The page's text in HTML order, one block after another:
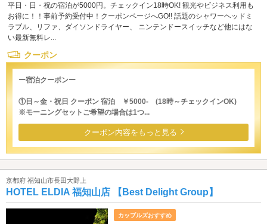
平日・日・祝の宿泊が5000円。チェックイン18時OK! 観光やビジネス利用も
お得に！！事前予約受付中！クーポンページへGO!! 話題のシャワーヘッドミ
ラブル、リファ、ダイソンドライヤー、 ニンテンドースイッチなど他にはな
い最新無料レ...
クーポン
ー宿泊クーポンー
①日～金・祝日 クーポン 宿泊 ￥5000- (18時～チェックインOK)
※モーニングセットご希望の場合は1つ...
クーポン内容をもっと見る
京都府 福知山市長田大野上
HOTEL ELDIA 福知山店 【Best Delight Group】
カップルズおすすめ